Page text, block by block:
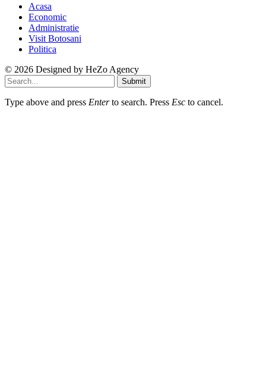
Acasa
Economic
Administratie
Visit Botosani
Politica
© 2026 Designed by HeZo Agency
Submit
Type above and press Enterto search. Press Esc to cancel.